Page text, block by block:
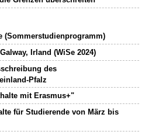
(Sommerstudienprogramm)
Irland (WiSe 2024)
des
Pfalz
mit Erasmus+"
für Studierende von März bis